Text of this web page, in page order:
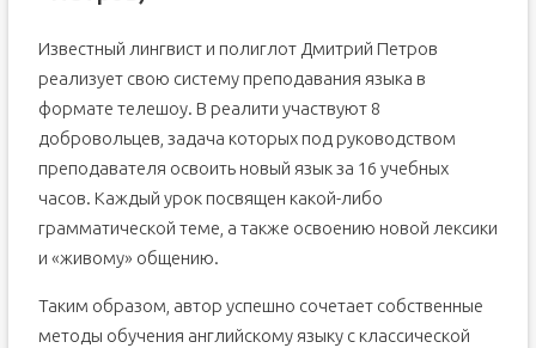
Известный лингвист и полиглот Дмитрий Петров
реализует свою систему преподавания языка в
формате телешоу. В реалити участвуют 8
добровольцев, задача которых под руководством
преподавателя освоить новый язык за 16 учебных
часов. Каждый урок посвящен какой-либо
грамматической теме, а также освоению новой лексики
и «живому» общению.
Таким образом, автор успешно сочетает собственные
методы обучения английскому языку с классической